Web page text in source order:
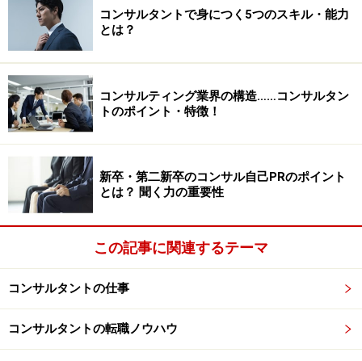
コンサルタントで身につく5つのスキル・能力
とは？
コンサルティング業界の構造……コンサルタン
トのポイント・特徴！
新卒・第二新卒のコンサル自己PRのポイント
とは？ 聞く力の重要性
この記事に関連するテーマ
コンサルタントの仕事
コンサルタントの転職ノウハウ